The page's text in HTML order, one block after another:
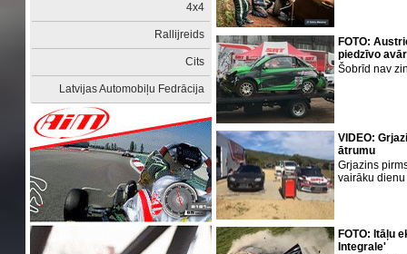
4x4
Rallijreids
Cits
Latvijas Automobiļu Fedrācija
FOTO:
piedzīvo
Šobrīd nav
VIDEO:
ātrumu
Grjazins
vairāku
FOTO: Itāļu
Integrale'